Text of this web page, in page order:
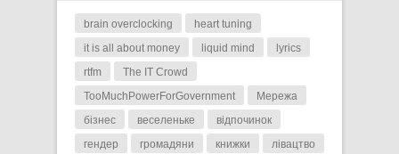
brain overclocking
heart tuning
it is all about money
liquid mind
lyrics
rtfm
The IT Crowd
TooMuchPowerForGovernment
Мережа
бізнес
веселеньке
відпочинок
гендер
громадяни книжки лівацтво